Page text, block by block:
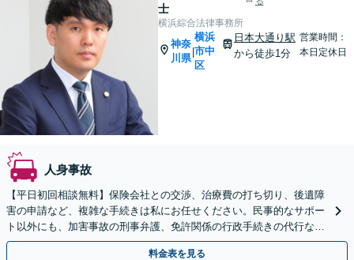
士
横浜綜合法律事務所
神奈
川県
|
横浜
市中
区
日本大通り駅
から徒歩1分
営業時間：
本日定休日
人身事故
【平日初回相談無料】保険会社との交渉、治療費の打ち切り、後遺障
害の申請など、複雑な手続きは私にお任せください。民事的なサポー
ト以外にも、加害事故の刑事弁護、免許関係の行政手続きの代行な
ど、幅広くサポートいたします【Web・電話での対応可能】
料金表を見る